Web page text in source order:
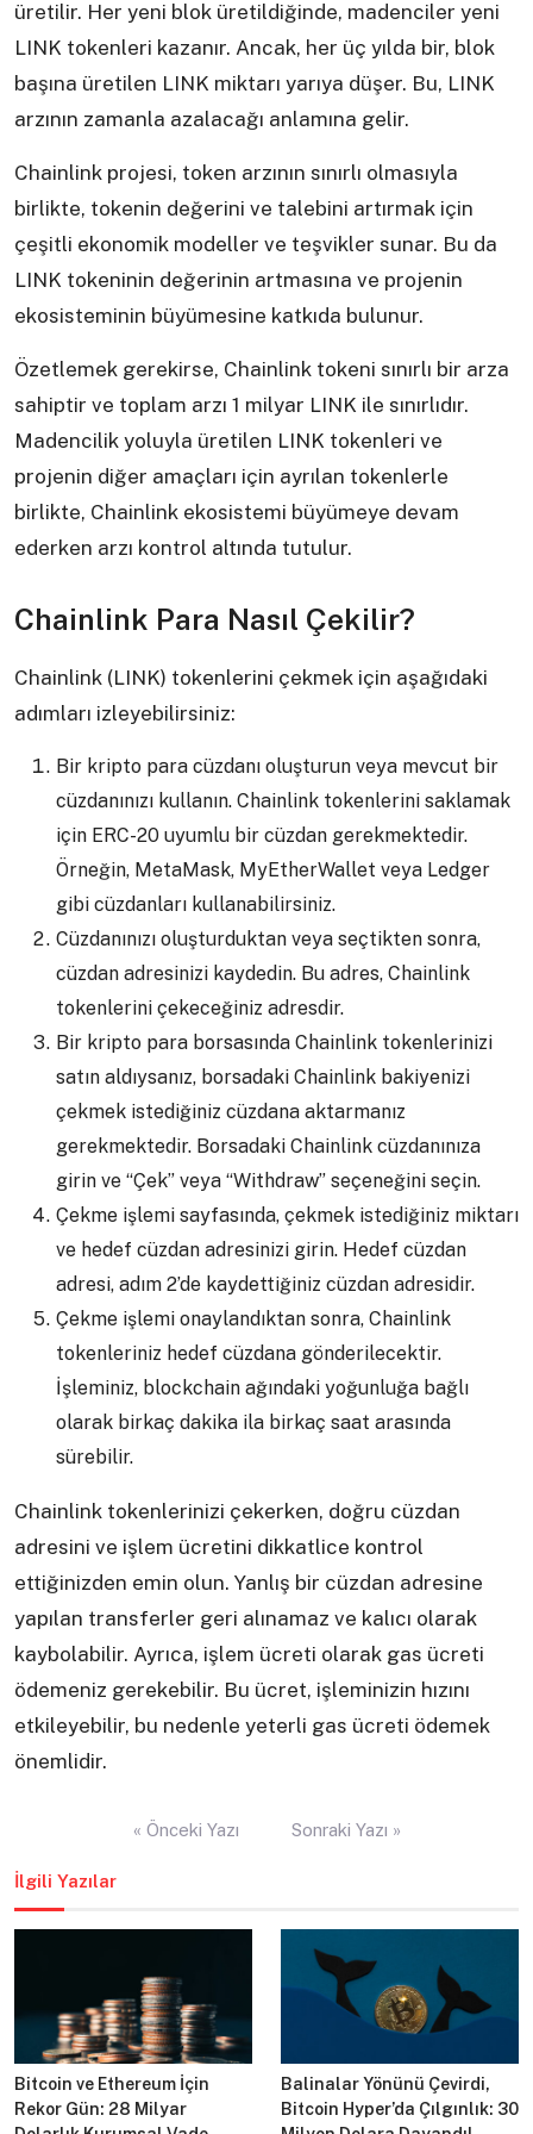
üretilir. Her yeni blok üretildiğinde, madenciler yeni
LINK tokenleri kazanır. Ancak, her üç yılda bir, blok
başına üretilen LINK miktarı yarıya düşer. Bu, LINK
arzının zamanla azalacağı anlamına gelir.
Chainlink projesi, token arzının sınırlı olmasıyla
birlikte, tokenin değerini ve talebini artırmak için
çeşitli ekonomik modeller ve teşvikler sunar. Bu da
LINK tokeninin değerinin artmasına ve projenin
ekosisteminin büyümesine katkıda bulunur.
Özetlemek gerekirse, Chainlink tokeni sınırlı bir arza
sahiptir ve toplam arzı 1 milyar LINK ile sınırlıdır.
Madencilik yoluyla üretilen LINK tokenleri ve
projenin diğer amaçları için ayrılan tokenlerle
birlikte, Chainlink ekosistemi büyümeye devam
ederken arzı kontrol altında tutulur.
Chainlink Para Nasıl Çekilir?
Chainlink (LINK) tokenlerini çekmek için aşağıdaki
adımları izleyebilirsiniz:
Bir kripto para cüzdanı oluşturun veya mevcut bir
cüzdanınızı kullanın. Chainlink tokenlerini saklamak
için ERC-20 uyumlu bir cüzdan gerekmektedir.
Örneğin, MetaMask, MyEtherWallet veya Ledger
gibi cüzdanları kullanabilirsiniz.
Cüzdanınızı oluşturduktan veya seçtikten sonra,
cüzdan adresinizi kaydedin. Bu adres, Chainlink
tokenlerini çekeceğiniz adresdir.
Bir kripto para borsasında Chainlink tokenlerinizi
satın aldıysanız, borsadaki Chainlink bakiyenizi
çekmek istediğiniz cüzdana aktarmanız
gerekmektedir. Borsadaki Chainlink cüzdanınıza
girin ve “Çek” veya “Withdraw” seçeneğini seçin.
Çekme işlemi sayfasında, çekmek istediğiniz miktarı
ve hedef cüzdan adresinizi girin. Hedef cüzdan
adresi, adım 2’de kaydettiğiniz cüzdan adresidir.
Çekme işlemi onaylandıktan sonra, Chainlink
tokenleriniz hedef cüzdana gönderilecektir.
İşleminiz, blockchain ağındaki yoğunluğa bağlı
olarak birkaç dakika ila birkaç saat arasında
sürebilir.
Chainlink tokenlerinizi çekerken, doğru cüzdan
adresini ve işlem ücretini dikkatlice kontrol
ettiğinizden emin olun. Yanlış bir cüzdan adresine
yapılan transferler geri alınamaz ve kalıcı olarak
kaybolabilir. Ayrıca, işlem ücreti olarak gas ücreti
ödemeniz gerekebilir. Bu ücret, işleminizin hızını
etkileyebilir, bu nedenle yeterli gas ücreti ödemek
önemlidir.
« Önceki Yazı Sonraki Yazı »
İlgili Yazılar
Bitcoin ve Ethereum İçin
Rekor Gün: 28 Milyar
Balinalar Yönünü Çevirdi,
Bitcoin Hyper’da Çılgınlık: 30